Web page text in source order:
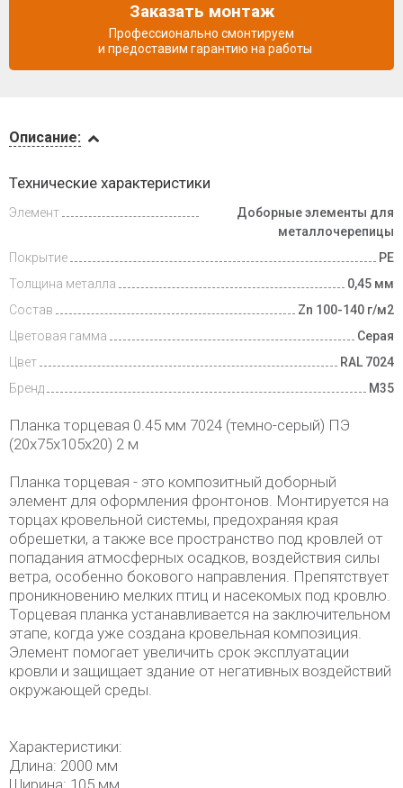
и оплата
Описание:
Технические характеристики
Элемент
Доборные элементы для
металлочерепицы
Покрытие
PE
Толщина металла
0,45 мм
Состав
Zn 100-140 г/м2
Цветовая гамма
Серая
Цвет
RAL 7024
Бренд
М35
Планка торцевая 0.45 мм 7024 (темно-серый) ПЭ
(20х75х105х20) 2 м
Планка торцевая - это композитный доборный
элемент для оформления фронтонов. Монтируется на
торцах кровельной системы, предохраняя края
обрешетки, а также все пространство под кровлей от
попадания атмосферных осадков, воздействия силы
ветра, особенно бокового направления. Препятствует
проникновению мелких птиц и насекомых под кровлю.
Торцевая планка устанавливается на заключительном
этапе, когда уже создана кровельная композиция.
Элемент помогает увеличить срок эксплуатации
кровли и защищает здание от негативных воздействий
окружающей среды.
Характеристики:
Длина: 2000 мм
Ширина: 105 мм
Заказать монтаж
Профессионально смонтируем
и предоставим гарантию на работы